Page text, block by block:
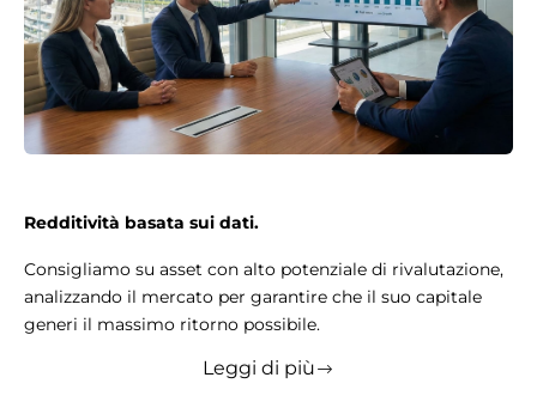
Redditività basata sui dati.
Consigliamo su asset con alto potenziale di rivalutazione,
analizzando il mercato per garantire che il suo capitale
generi il massimo ritorno possibile.
Leggi di più